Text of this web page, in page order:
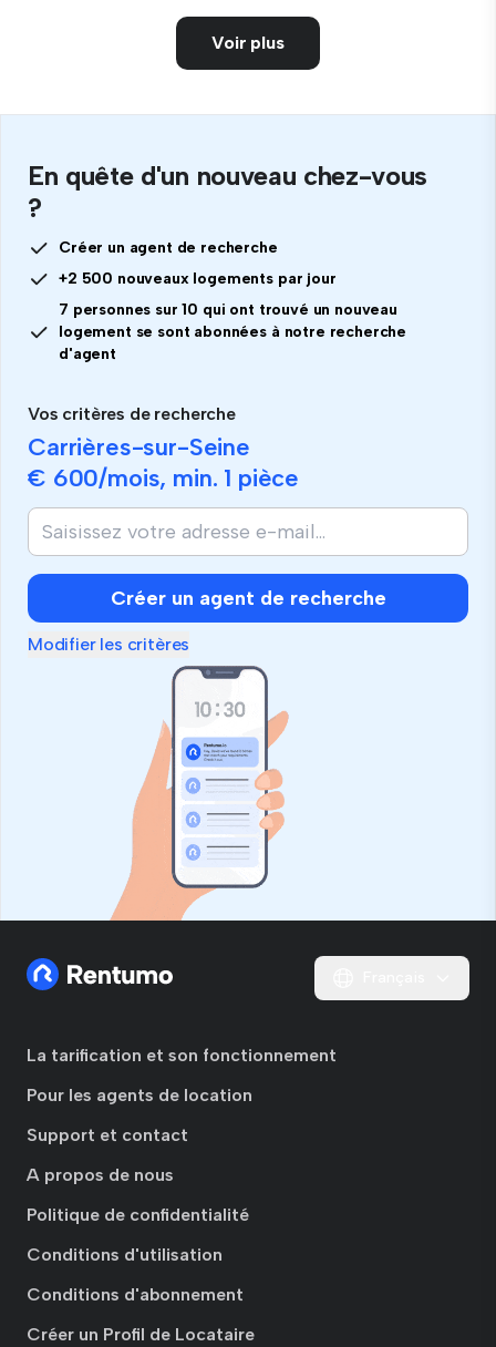
Voir plus
En quête d'un nouveau chez-vous
?
Créer un agent de recherche
+2 500 nouveaux logements par jour
7 personnes sur 10 qui ont trouvé un nouveau
logement se sont abonnées à notre recherche
d'agent
Vos critères de recherche
Carrières-sur-Seine
€ 600/mois, min. 1 pièce
Créer un agent de recherche
Modifier les critères
La tarification et son fonctionnement
Pour les agents de location
Support et contact
A propos de nous
Politique de confidentialité
Conditions d'utilisation
Conditions d'abonnement
Créer un Profil de Locataire